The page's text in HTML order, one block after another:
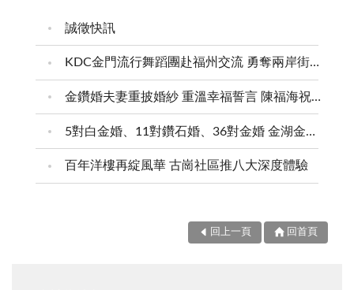
誠徵快訊
KDC金門流行舞蹈團赴福州交流 勇奪兩岸街舞賽三等獎
金鑽婚夫妻重披婚紗 重溫幸福誓言 陳福海祝福牽手半世紀 情深相守成典範
5對白金婚、11對鑽石婚、36對金婚 金湖金沙夫妻共享榮耀時刻 陳福海表揚金鑽婚夫妻 向半世紀相守家庭典範致敬
百年洋樓再綻風華 古崗社區推八大深度體驗
回上一頁 回首頁